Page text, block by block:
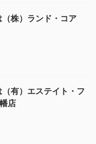
株）ランド・コア
有）エステイト・フ
店